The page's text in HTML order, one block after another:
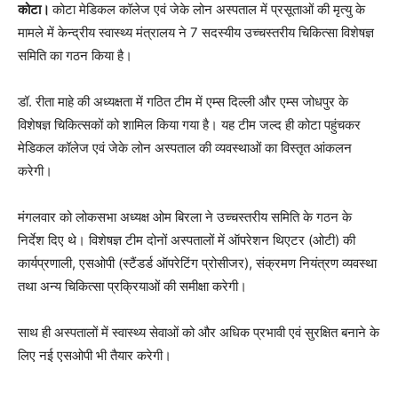
कोटा।कोटा मेडिकल कॉलेज एवं जेके लोन अस्पताल में प्रसूताओं की मृत्यु के
मामले में केन्द्रीय स्वास्थ्य मंत्रालय ने 7 सदस्यीय उच्चस्तरीय चिकित्सा विशेषज्ञ
समिति का गठन किया है।
डॉ. रीता माहे की अध्यक्षता में गठित टीम में एम्स दिल्ली और एम्स जोधपुर के
विशेषज्ञ चिकित्सकों को शामिल किया गया है। यह टीम जल्द ही कोटा पहुंचकर
मेडिकल कॉलेज एवं जेके लोन अस्पताल की व्यवस्थाओं का विस्तृत आंकलन
करेगी।
मंगलवार को लोकसभा अध्यक्ष ओम बिरला ने उच्चस्तरीय समिति के गठन के
निर्देश दिए थे। विशेषज्ञ टीम दोनों अस्पतालों में ऑपरेशन थिएटर (ओटी) की
कार्यप्रणाली, एसओपी (स्टैंडर्ड ऑपरेटिंग प्रोसीजर), संक्रमण नियंत्रण व्यवस्था
तथा अन्य चिकित्सा प्रक्रियाओं की समीक्षा करेगी।
साथ ही अस्पतालों में स्वास्थ्य सेवाओं को और अधिक प्रभावी एवं सुरक्षित बनाने के
लिए नई एसओपी भी तैयार करेगी।